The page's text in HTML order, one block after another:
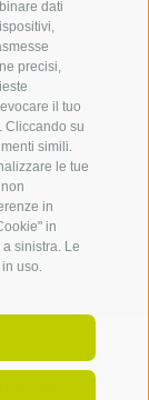
dati
precisi,
il tuo
Cliccando su
simili.
le tue
in
in
sinistra. Le
uso.